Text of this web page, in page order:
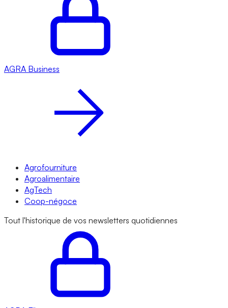
AGRA Business
Agrofourniture
Agroalimentaire
AgTech
Coop-négoce
Tout l'historique de vos newsletters quotidiennes